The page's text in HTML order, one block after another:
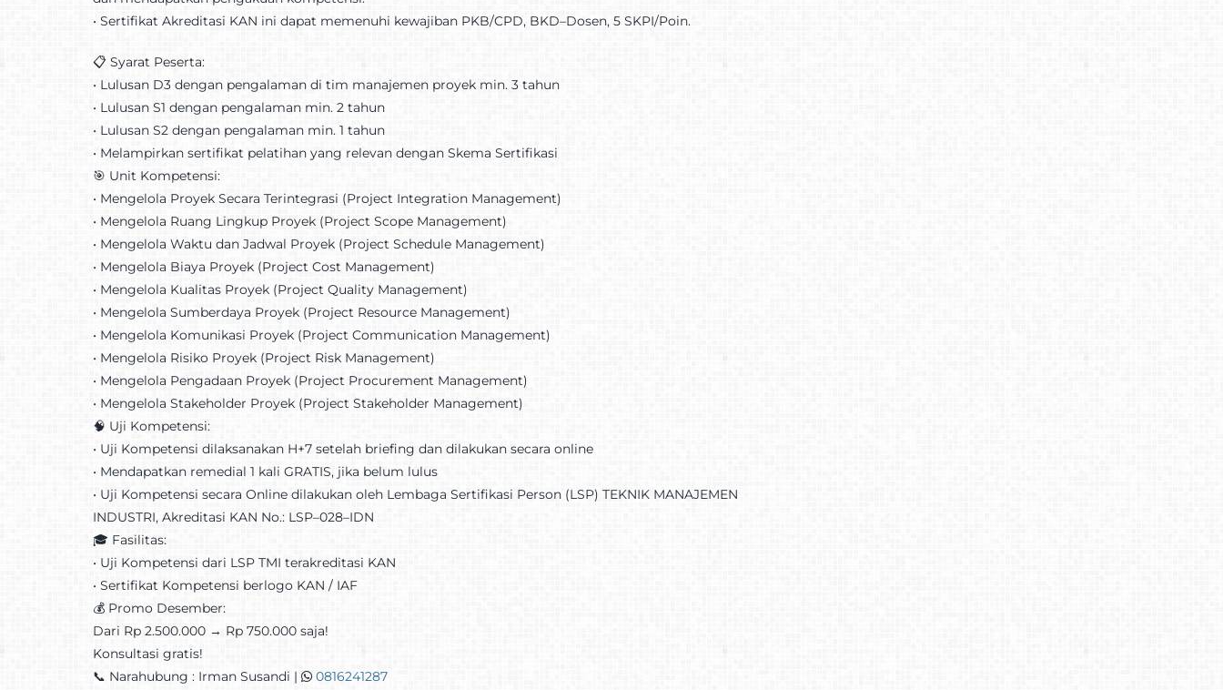
•⁠ ⁠Sertifikat Akreditasi KAN ini dapat memenuhi kewajiban PKB/CPD, BKD–Dosen, 5 SKPI/Poin.
📋 Syarat Peserta:
•⁠ ⁠Lulusan D3 dengan pengalaman di tim manajemen proyek min. 3 tahun
•⁠ ⁠Lulusan S1 dengan pengalaman min. 2 tahun
•⁠ ⁠Lulusan S2 dengan pengalaman min. 1 tahun
•⁠ ⁠Melampirkan sertifikat pelatihan yang relevan dengan Skema Sertifikasi
🎯 Unit Kompetensi:
•⁠ ⁠Mengelola Proyek Secara Terintegrasi (Project Integration Management)
•⁠ ⁠Mengelola Ruang Lingkup Proyek (Project Scope Management)
•⁠ ⁠Mengelola Waktu dan Jadwal Proyek (Project Schedule Management)
•⁠ ⁠Mengelola Biaya Proyek (Project Cost Management)
•⁠ ⁠Mengelola Kualitas Proyek (Project Quality Management)
•⁠ ⁠Mengelola Sumberdaya Proyek (Project Resource Management)
•⁠ ⁠Mengelola Komunikasi Proyek (Project Communication Management)
•⁠ ⁠Mengelola Risiko Proyek (Project Risk Management)
•⁠ ⁠Mengelola Pengadaan Proyek (Project Procurement Management)
•⁠ ⁠Mengelola Stakeholder Proyek (Project Stakeholder Management)
🧠 Uji Kompetensi:
•⁠ ⁠Uji Kompetensi dilaksanakan H+7 setelah briefing dan dilakukan secara online
•⁠ ⁠Mendapatkan remedial 1 kali GRATIS, jika belum lulus
•⁠ ⁠Uji Kompetensi secara Online dilakukan oleh Lembaga Sertifikasi Person (LSP) TEKNIK MANAJEMEN
INDUSTRI, Akreditasi KAN No.: LSP–028–IDN
🎓 Fasilitas:
•⁠ ⁠Uji Kompetensi dari LSP TMI terakreditasi KAN
•⁠ ⁠Sertifikat Kompetensi berlogo KAN / IAF
💰 Promo Desember:
Dari Rp 2.500.000 → Rp 750.000 saja!
Konsultasi gratis!
📞 Narahubung : Irman Susandi |
0816241287